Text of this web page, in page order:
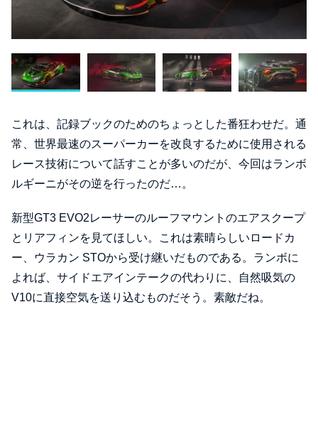
これは、記録ブックのためのちょっとした番狂わせだ。通
常、世界最速のスーパーカーを改良するために使用される
レース技術について話すことが多いのだが、今回はランボ
ルギーニがその逆を行ったのだ…。
新型GT3 EVO2レーサーのルーフマウントのエアスクープ
とリアフィンを見てほしい。これは素晴らしいロードカ
ー、ウラカン STOから受け継いだものである。ランボに
よれば、サイドエアインテークの代わりに、自然吸気の
V10に直接空気を送り込むものだそう。素敵だね。